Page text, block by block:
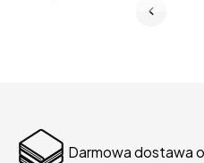
Darmowa dostawa